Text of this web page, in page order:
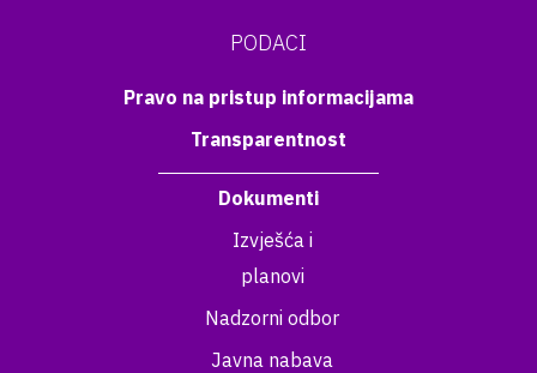
PODACI
Pravo na pristup informacijama
Transparentnost
Dokumenti
Izvješća i
planovi
Nadzorni odbor
Javna nabava